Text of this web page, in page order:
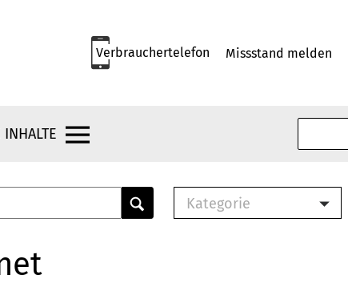
Verbrauchertelefon Missstand melden
INHALTE
Kategorie